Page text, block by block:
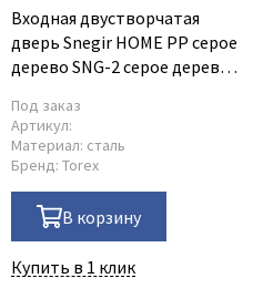
Входная двустворчатая
дверь Snegir HOME PP серое
дерево SNG-2 серое дерево
Под заказ
Артикул:
Материал: сталь
Бренд: Torex
В корзину
Купить в 1 клик